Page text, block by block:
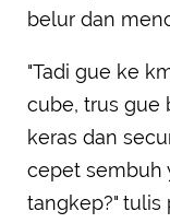
belur dan
"Tadi gue ke
cube, trus gue
keras dan
cepet sembuh
tangkep?" tulis